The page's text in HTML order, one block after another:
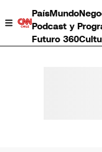
PaísMundo
Podcast y
Futuro 360